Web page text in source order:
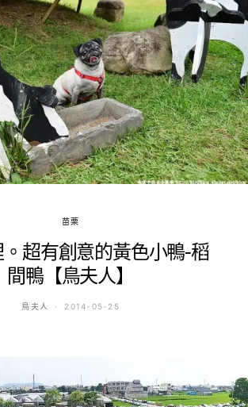
苗栗
超有創意的黃色小鴨-稻
間鴨【鳥夫人】
鳥夫人 2014-05-25